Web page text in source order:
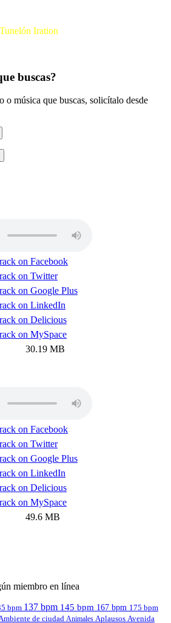
Iration
buscas?
o música que buscas, solicítalo desde
30.19 MB
49.6 MB
miembro en línea
bpm 137 bpm 145 bpm 167 bpm 175 bpm
de ciudad Animales Aplausos Avenida